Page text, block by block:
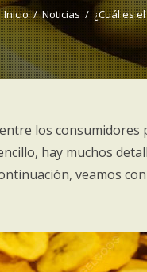
Inicio Noticias ¿Cuál es
los consumidores
hay muchos
veamos